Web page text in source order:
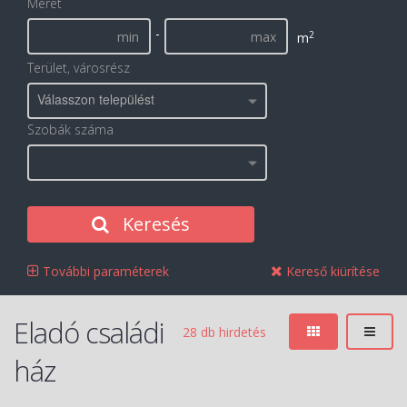
-
m2
Terület, városrész
Válasszon települést
Szobák száma
Keresés
További paraméterek Kereső kiürítése
28 db hirdetés
Eladó családi
ház